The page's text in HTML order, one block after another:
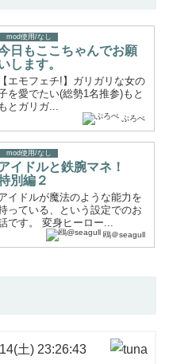
mod使用/なし
日もここちゃんでお願
します。
【エモフェチ!】ガリガリな女の
を愛でたい(総勢1名推参)もと
もとガリガ...
ぷろぺ
mod使用/なし
イドルと鉄腕マネ！
別編２
イドルが魔法のような能力を
っている、という設定でのお
です。 変身ヒーロー...
鴎＠seagull
土) 23:26:43